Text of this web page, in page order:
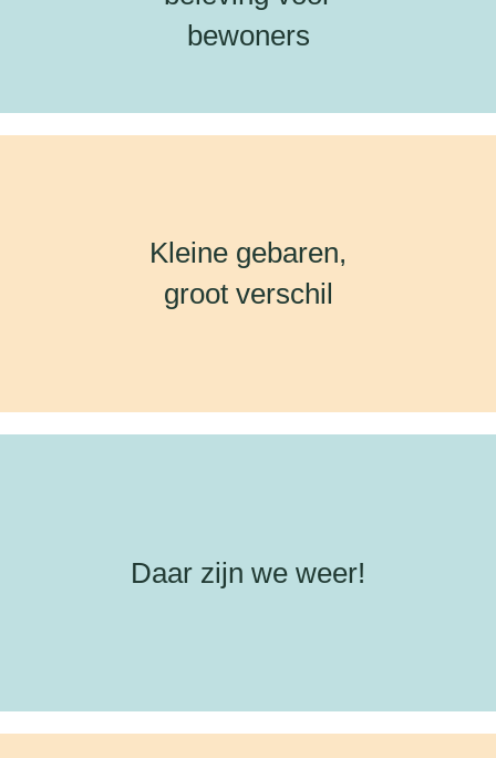
bewoners
Kleine gebaren,
groot verschil
Daar zijn we weer!